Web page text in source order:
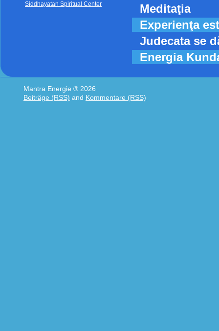
Siddhayatan Spiritual Center
Meditaţia
Experienţa
Judecata se
Energia
Mantra Energie ® 2026
Beiträge (RSS) and Kommentare (RSS)